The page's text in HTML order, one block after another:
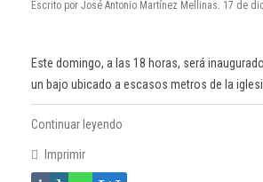
Escrito por José Antonio Martínez Mellinas. 17 de
Este domingo, a las 18 horas, será
un bajo ubicado a escasos metros de la
Continuar leyendo
Imprimir